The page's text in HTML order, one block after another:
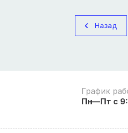
Назад
График
Пн—Пт с